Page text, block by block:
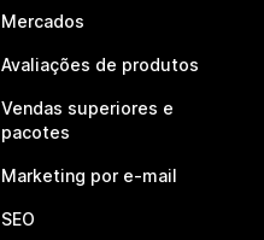
Mercados
Avaliações de produtos
Vendas superiores e
pacotes
Marketing por e-mail
SEO